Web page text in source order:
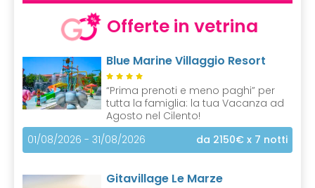
Offerte in vetrina
Blue Marine Villaggio Resort
“Prima prenoti e meno paghi” per
tutta la famiglia: la tua Vacanza ad
Agosto nel Cilento!
01/08/2026 - 31/08/2026
da 2150€ x 7 notti
Gitavillage Le Marze